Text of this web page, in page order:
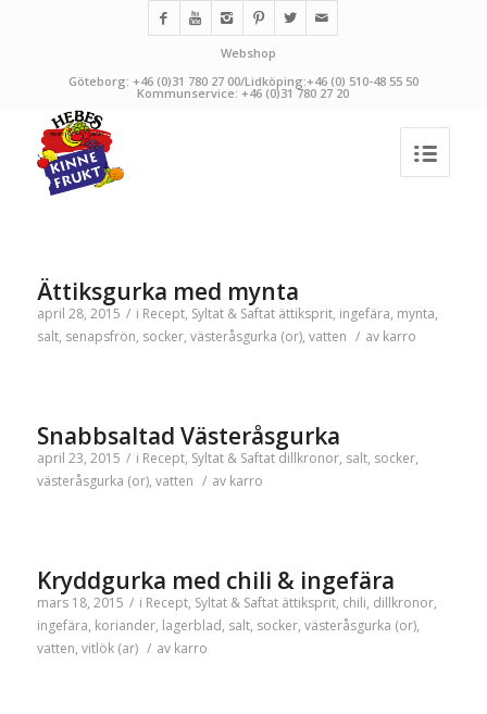
Webshop
Göteborg: +46 (0)31 780 27 00/Lidköping:+46 (0) 510-48 55 50
Kommunservice: +46 (0)31 780 27 20
Ättiksgurka med mynta
april 28, 2015 / i Recept, Syltat & Saftat ättiksprit, ingefära, mynta,
salt, senapsfrön, socker, västeråsgurka (or), vatten / av karro
Snabbsaltad Västeråsgurka
april 23, 2015 / i Recept, Syltat & Saftat dillkronor, salt, socker,
västeråsgurka (or), vatten / av karro
Kryddgurka med chili & ingefära
mars 18, 2015 / i Recept, Syltat & Saftat ättiksprit, chili, dillkronor,
ingefära, koriander, lagerblad, salt, socker, västeråsgurka (or),
vatten, vitlök (ar) / av karro